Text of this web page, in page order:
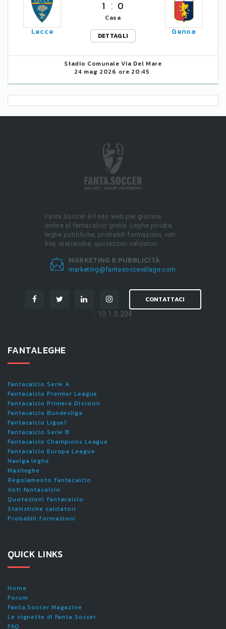
Lecce
1 0
Casa
DETTAGLI
Genoa
Stadio Comunale Via Del Mare
24 mag 2026 ore 20:45
Fanta.Soccer è il sito web per giocare
online al fantacalcio gratis. Leghe private,
leghe pubbliche, probabili formazioni, voti
live, statistiche, quotazioni calciatori.
MARKETING E PUBBLICITÀ
marketing@fantasoccevillage.com
CONTATTACI
- 10.1.0.204
FANTALEGHE
Fantacalcio Serie A
Fantacalcio Premier League
Fantacalcio Primera Division
Fantacalcio Bundesliga
Fantacalcio Ligue1
Fantacalcio Serie B
Fantacalcio Champions League
Fantacalcio Europa League
Naviga leghe
Maxileghe
Regolamento fantacalcio
Voti fantacalcio
Quotazioni fantacalcio
Statistiche calciatori
Probabili formazioni
QUICK LINKS
Home
Forum
Fanta.Soccer Magazine
Le vignette di Fanta.Soccer
FAQ